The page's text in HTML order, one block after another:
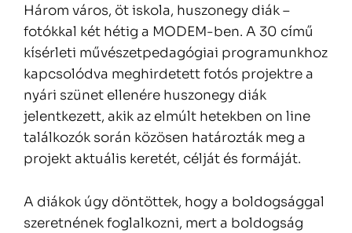
Három város, öt iskola, huszonegy diák –
fotókkal két hétig a MODEM-ben. A 30 című
kísérleti művészetpedagógiai programunkhoz
kapcsolódva meghirdetett fotós projektre a
nyári szünet ellenére huszonegy diák
jelentkezett, akik az elmúlt hetekben on line
találkozók során közösen határozták meg a
projekt aktuális keretét, célját és formáját.
A diákok úgy döntöttek, hogy a boldogsággal
szeretnének foglalkozni, mert a boldogság